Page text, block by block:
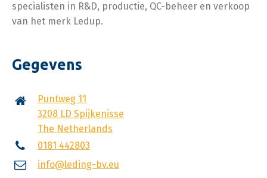
specialisten in R&D, productie, QC-beheer en verkoop
van het merk Ledup.
Gegevens
Puntweg 11
3208 LD Spijkenisse
The Netherlands
0181 442803
info@leding-bv.eu